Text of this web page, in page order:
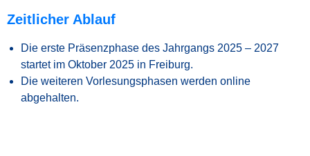
Zeitlicher Ablauf
Die erste Präsenzphase des Jahrgangs 2025 – 2027
startet im Oktober 2025 in Freiburg.
Die weiteren Vorlesungsphasen werden online
abgehalten.